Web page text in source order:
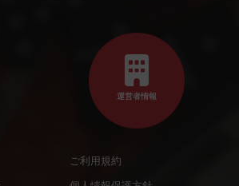
運営者情報
ご利用規約